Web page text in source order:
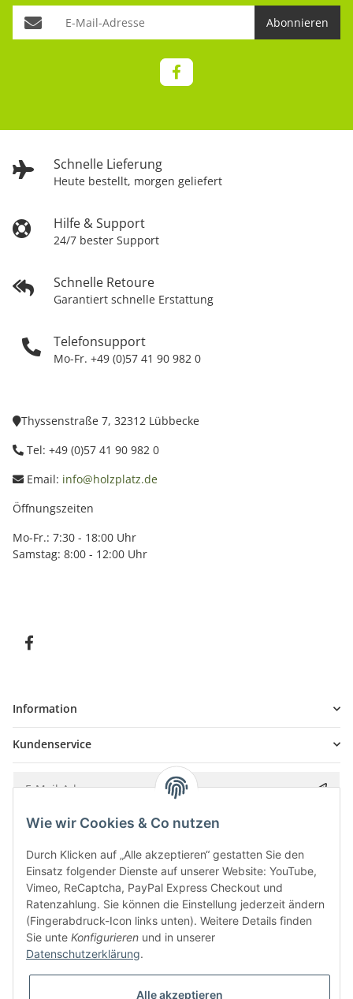
Schnelle Lieferung
Heute bestellt, morgen geliefert
Hilfe & Support
24/7 bester Support
Schnelle Retoure
Garantiert schnelle Erstattung
Telefonsupport
Mo-Fr. +49 (0)57 41 90 982 0
Abonnieren
Thyssenstraße 7, 32312 Lübbecke
Tel: +49 (0)57 41 90 982 0
Email: info@holzplatz.de
Öffnungszeiten
Mo-Fr.: 7:30 - 18:00 Uhr
Samstag: 8:00 - 12:00 Uhr
Information
Kundenservice
Bitte senden Sie mir entsprechend IhrerDatenschutzerklärung
* Alle Preise inkl. gesetzlicher USt., zzgl.
Wie wir Cookies & Co nutzen
Durch Klicken auf „Alle akzeptieren“ gestatten Sie den
Einsatz folgender Dienste auf unserer Website: YouTube,
Vimeo, ReCaptcha, PayPal Express Checkout und
Ratenzahlung. Sie können die Einstellung jederzeit ändern
(Fingerabdruck-Icon links unten). Weitere Details finden
Sie unte Konfigurieren und in unserer
Datenschutzerklärung.
Alle akzeptieren